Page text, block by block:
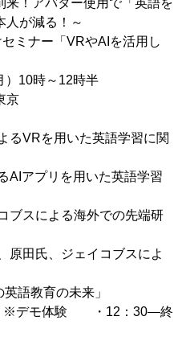
人が減る！～
ミナー「VRやAIを活用し
10時～12時半
京
るVRを用いた英語学習に関
AIアプリを用いた英語学習
ブスによる海外での先端研
原田氏、ジェイコブスによ
語教育の未来」
※デモ体験 ・12：30―終